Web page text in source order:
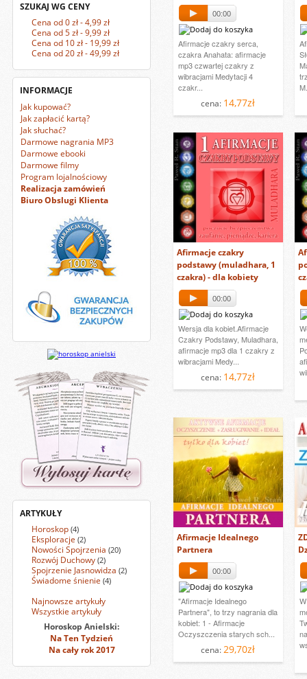
SZUKAJ WG CENY
Cena od 0 zł - 4,99 zł
Cena od 5 zł - 9,99 zł
Cena od 10 zł - 19,99 zł
Cena od 20 zł - 49,99 zł
INFORMACJE
Jak kupować?
Jak zapłacić kartą?
Jak słuchać?
Darmowe nagrania MP3
Darmowe ebooki
Darmowe filmy
Program lojalnościowy
Realizacja zamówień
Biuro Obslugi Klienta
ARTYKUŁY
Horoskop (4)
Eksploracje (2)
Nowości Spojrzenia (20)
Rozwój Duchowy (2)
Spojrzenie Jasnowidza (2)
Świadome śnienie (4)
Najnowsze artykuły
Wszystkie artykuły
Horoskop Anielski:
Na Ten Tydzień
Na cały rok 2017
00:00
Afirmacje czakry serca,
czakra Anahata: afirmacje
mp3 czwartej czakry z
wibracjami Medytacji 4
czakr...
cena: 14,77zł
Afirmacje czakry
podstawy (muladhara, 1
czakra) - dla kobiety
00:00
Wersja dla kobiet.Afirmacje
Czakry Podstawy, Muladhara,
afirmacje mp3 dla 1 czakry z
wibracjami Medy...
cena: 14,77zł
Afirmacje Idealnego
Partnera
00:00
"Afirmacje Idealnego
Partnera", to trzy nagrania dla
kobiet: 1 - Afirmacje
Oczyszczenia starych sch...
cena:29,70zł